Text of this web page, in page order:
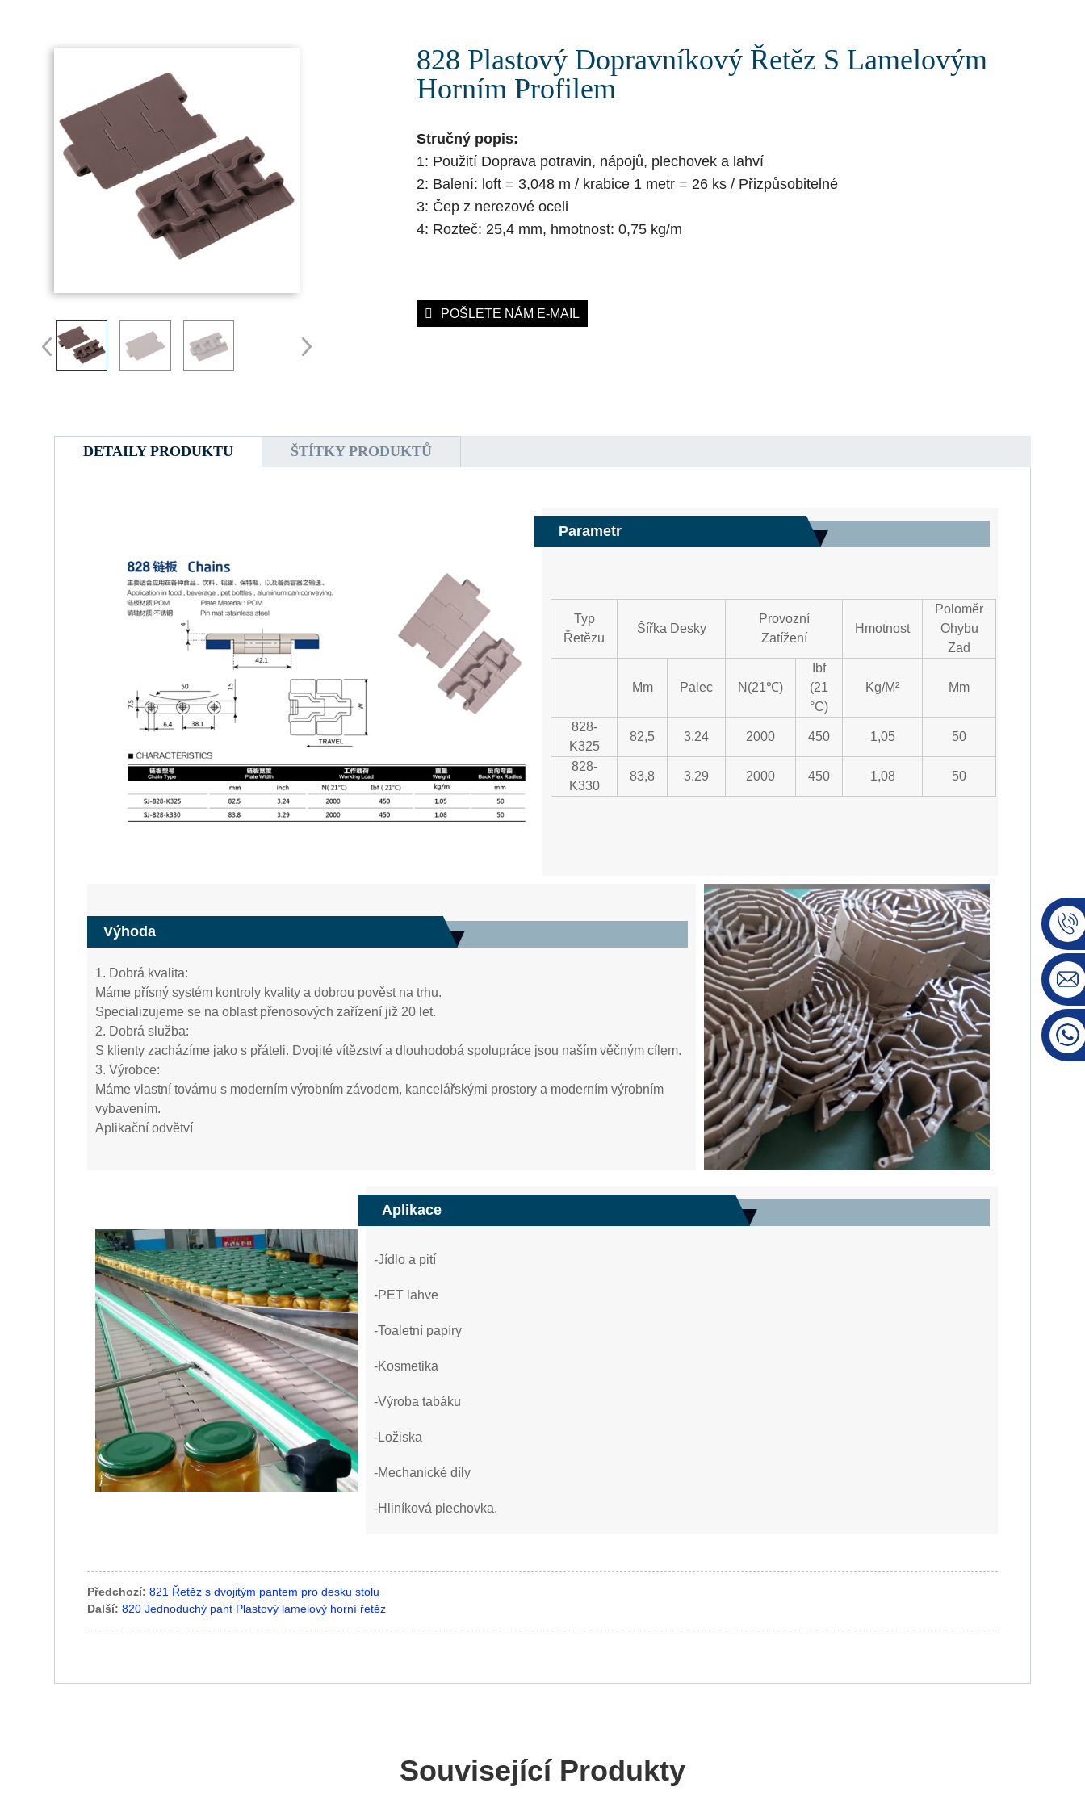
828 Plastový Dopravníkový Řetěz S Lamelovým
Horním Profilem
Stručný popis:
1: Použití Doprava potravin, nápojů, plechovek a lahví
2: Balení: loft = 3,048 m / krabice 1 metr = 26 ks / Přizpůsobitelné
3: Čep z nerezové oceli
4: Rozteč: 25,4 mm, hmotnost: 0,75 kg/m
POŠLETE NÁM E-MAIL
DETAILY PRODUKTU ŠTÍTKY PRODUKTŮ
Parametr
Typ
Řetězu
Šířka Desky
Provozní
Zatížení
Hmotnost
Poloměr
Ohybu
Zad
Mm Palec N(21℃)
Ibf
(21
°C)
Kg/m² Mm
828-
K325
82,5 3.24 2000 450 1,05 50
828-
K330
83,8 3.29 2000 450 1,08 50
Výhoda
1. Dobrá kvalita:
Máme přísný systém kontroly kvality a dobrou pověst na trhu.
Specializujeme se na oblast přenosových zařízení již 20 let.
2. Dobrá služba:
S klienty zacházíme jako s přáteli. Dvojité vítězství a dlouhodobá spolupráce jsou naším věčným cílem.
3. Výrobce:
Máme vlastní továrnu s moderním výrobním závodem, kancelářskými prostory a moderním výrobním
vybavením.
Aplikační odvětví
Aplikace
-Jídlo a pití
-PET lahve
-Toaletní papíry
-Kosmetika
-Výroba tabáku
-Ložiska
-Mechanické díly
-Hliníková plechovka.
Předchozí: 821 Řetěz s dvojitým pantem pro desku stolu
Další: 820 Jednoduchý pant Plastový lamelový horní řetěz
Související Produkty